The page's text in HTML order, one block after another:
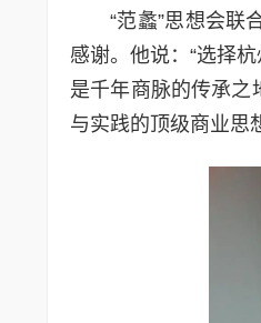
“范蠡”思想会联
感谢。他说：“选择
是千年商脉的传承之
与实践的顶级商业思